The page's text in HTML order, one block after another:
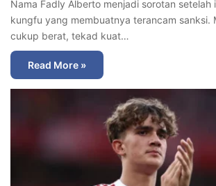
Nama Fadly Alberto menjadi sorotan setelah
kungfu yang membuatnya terancam sanksi.
cukup berat, tekad kuat…
Read More »